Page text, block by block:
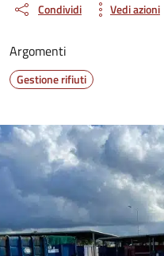
Condividi Vedi azioni
Argomenti
Gestione rifiuti